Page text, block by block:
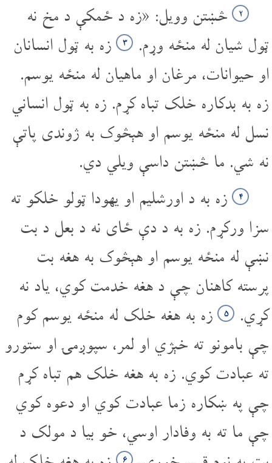
۲ څښتن وویل: «زه د ځمکې د مخ نه
ټول شیان له منځه وړم.
۳ زه به ټول انسانان
او حیوانات، مرغان او ماهیان له منځه یوسم.
زه به بدکاره خلک تباه کړم. زه به ټول انساني
نسل له منځه یوسم او هېڅوک به ژوندی پاتې
نه شي. ما څښتن داسې ویلي دي.
۴ زه به د اورشلیم او یهودا ټولو خلکو ته
سزا ورکړم. زه به د دې ځای نه د بعل د بت
نښې له منځه یوسم او هېڅوک به هغه بت
پرسته کاهنان چې د هغه خدمت کوي، یاد نه
کړي.
۵ زه به هغه خلک له منځه یوسم کوم
چې بامونو ته خېژي او لمر، سپوږمۍ او ستورو
ته عبادت کوي. زه به هغه خلک هم تباه کړم
چې په ښکاره زما عبادت کوي او دعوه کوي
چې ما ته به وفادار اوسي، خو بیا د مولک د
۶